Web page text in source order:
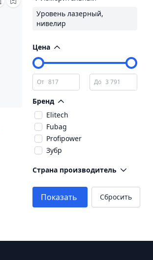
Уровень лазерный,
нивелир
Цена
От До
Бренд
Elitech
Fubag
Profipower
Зубр
Страна производитель
Показать Сбросить